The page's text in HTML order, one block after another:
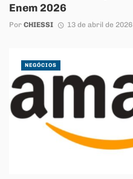
Enem 2026
Por CHIESSI 13 de abril de 2026
NEGÓCIOS